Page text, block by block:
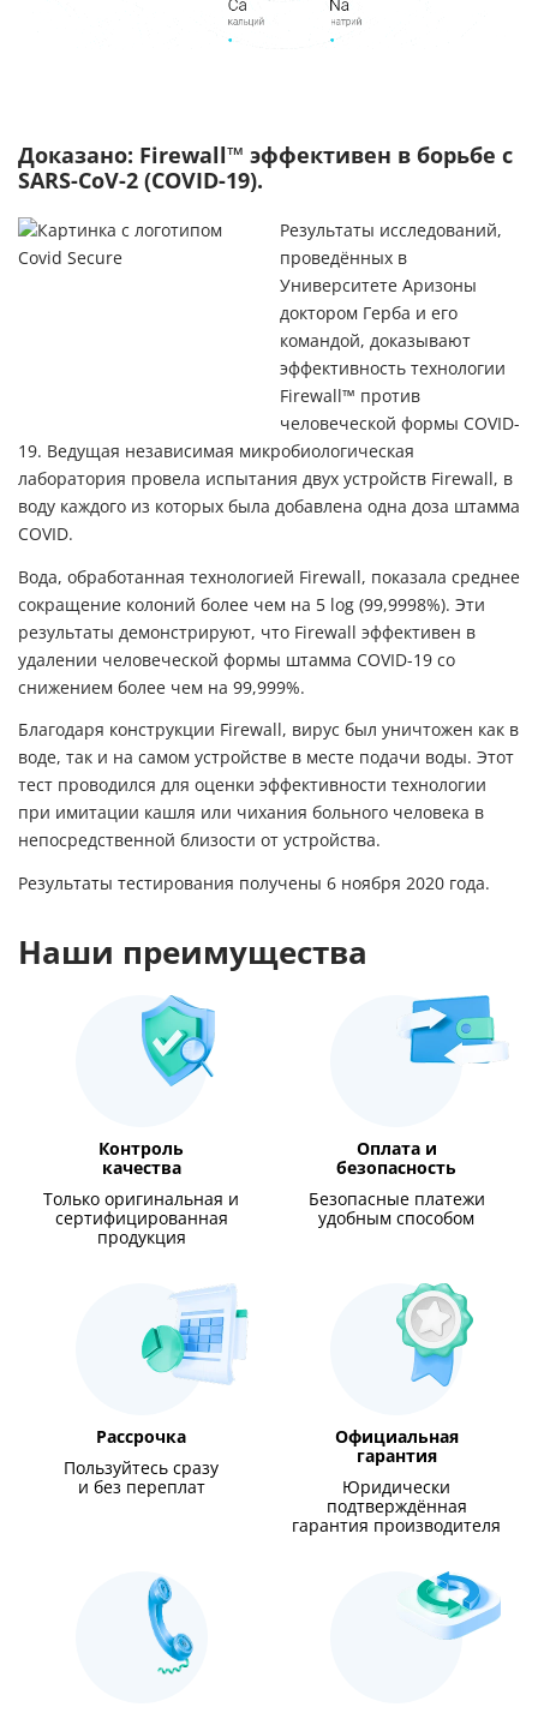
Доказано: Firewall™ эффективен в борьбе с
SARS-CoV-2 (COVID-19).
Результаты исследований,
проведённых в
Университете Аризоны
доктором Герба и его
командой, доказывают
эффективность технологии
Firewall™ против
человеческой формы COVID-
19. Ведущая независимая микробиологическая
лаборатория провела испытания двух устройств Firewall, в
воду каждого из которых была добавлена одна доза штамма
COVID.
Вода, обработанная технологией Firewall, показала среднее
сокращение колоний более чем на 5 log (99,9998%). Эти
результаты демонстрируют, что Firewall эффективен в
удалении человеческой формы штамма COVID-19 со
снижением более чем на 99,999%.
Благодаря конструкции Firewall, вирус был уничтожен как в
воде, так и на самом устройстве в месте подачи воды. Этот
тест проводился для оценки эффективности технологии
при имитации кашля или чихания больного человека в
непосредственной близости от устройства.
Результаты тестирования получены 6 ноября 2020 года.
Наши преимущества
Контроль
качества
Только оригинальная и
сертифицированная
продукция
Оплата и
безопасность
Безопасные платежи
удобным способом
Рассрочка
Пользуйтесь сразу
и без переплат
Официальная
гарантия
Юридически
подтверждённая
гарантия производителя